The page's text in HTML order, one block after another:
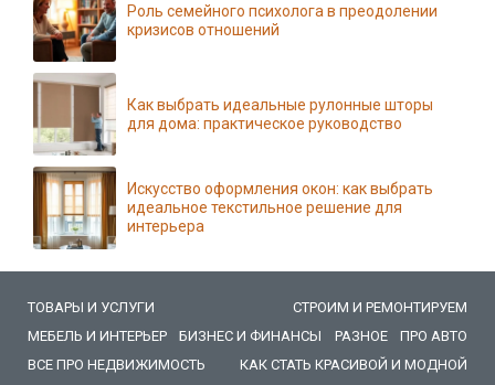
Роль семейного психолога в преодолении
кризисов отношений
Как выбрать идеальные рулонные шторы
для дома: практическое руководство
Искусство оформления окон: как выбрать
идеальное текстильное решение для
интерьера
ТОВАРЫ И УСЛУГИ
СТРОИМ И РЕМОНТИРУЕМ
МЕБЕЛЬ И ИНТЕРЬЕР
БИЗНЕС И ФИНАНСЫ РАЗНОЕ
ПРО АВТО
ВСЕ ПРО НЕДВИЖИМОСТЬ
КАК СТАТЬ КРАСИВОЙ И МОДНОЙ